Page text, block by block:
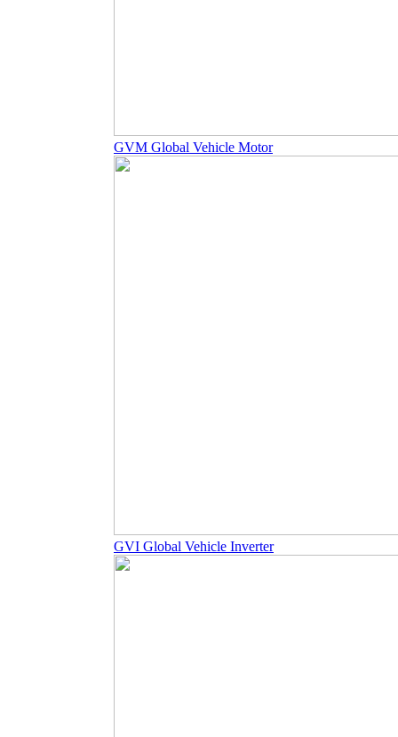
GVM Global Vehicle Motor
GVI Global Vehicle Inverter